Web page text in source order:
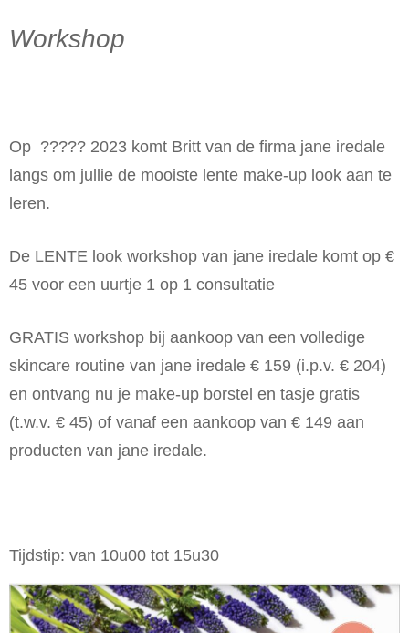
Workshop
Op ????? 2023 komt Britt van de firma jane iredale
langs om jullie de mooiste lente make-up look aan te
leren.
De LENTE look workshop van jane iredale komt op €
45 voor een uurtje 1 op 1 consultatie
GRATIS workshop bij aankoop van een volledige
skincare routine van jane iredale € 159 (i.p.v. € 204)
en ontvang nu je make-up borstel en tasje gratis
(t.w.v. € 45) of vanaf een aankoop van € 149 aan
producten van jane iredale.
Tijdstip: van 10u00 tot 15u30